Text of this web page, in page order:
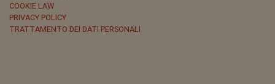
COOKIE LAW
PRIVACY POLICY
TRATTAMENTO DEI DATI PERSONALI